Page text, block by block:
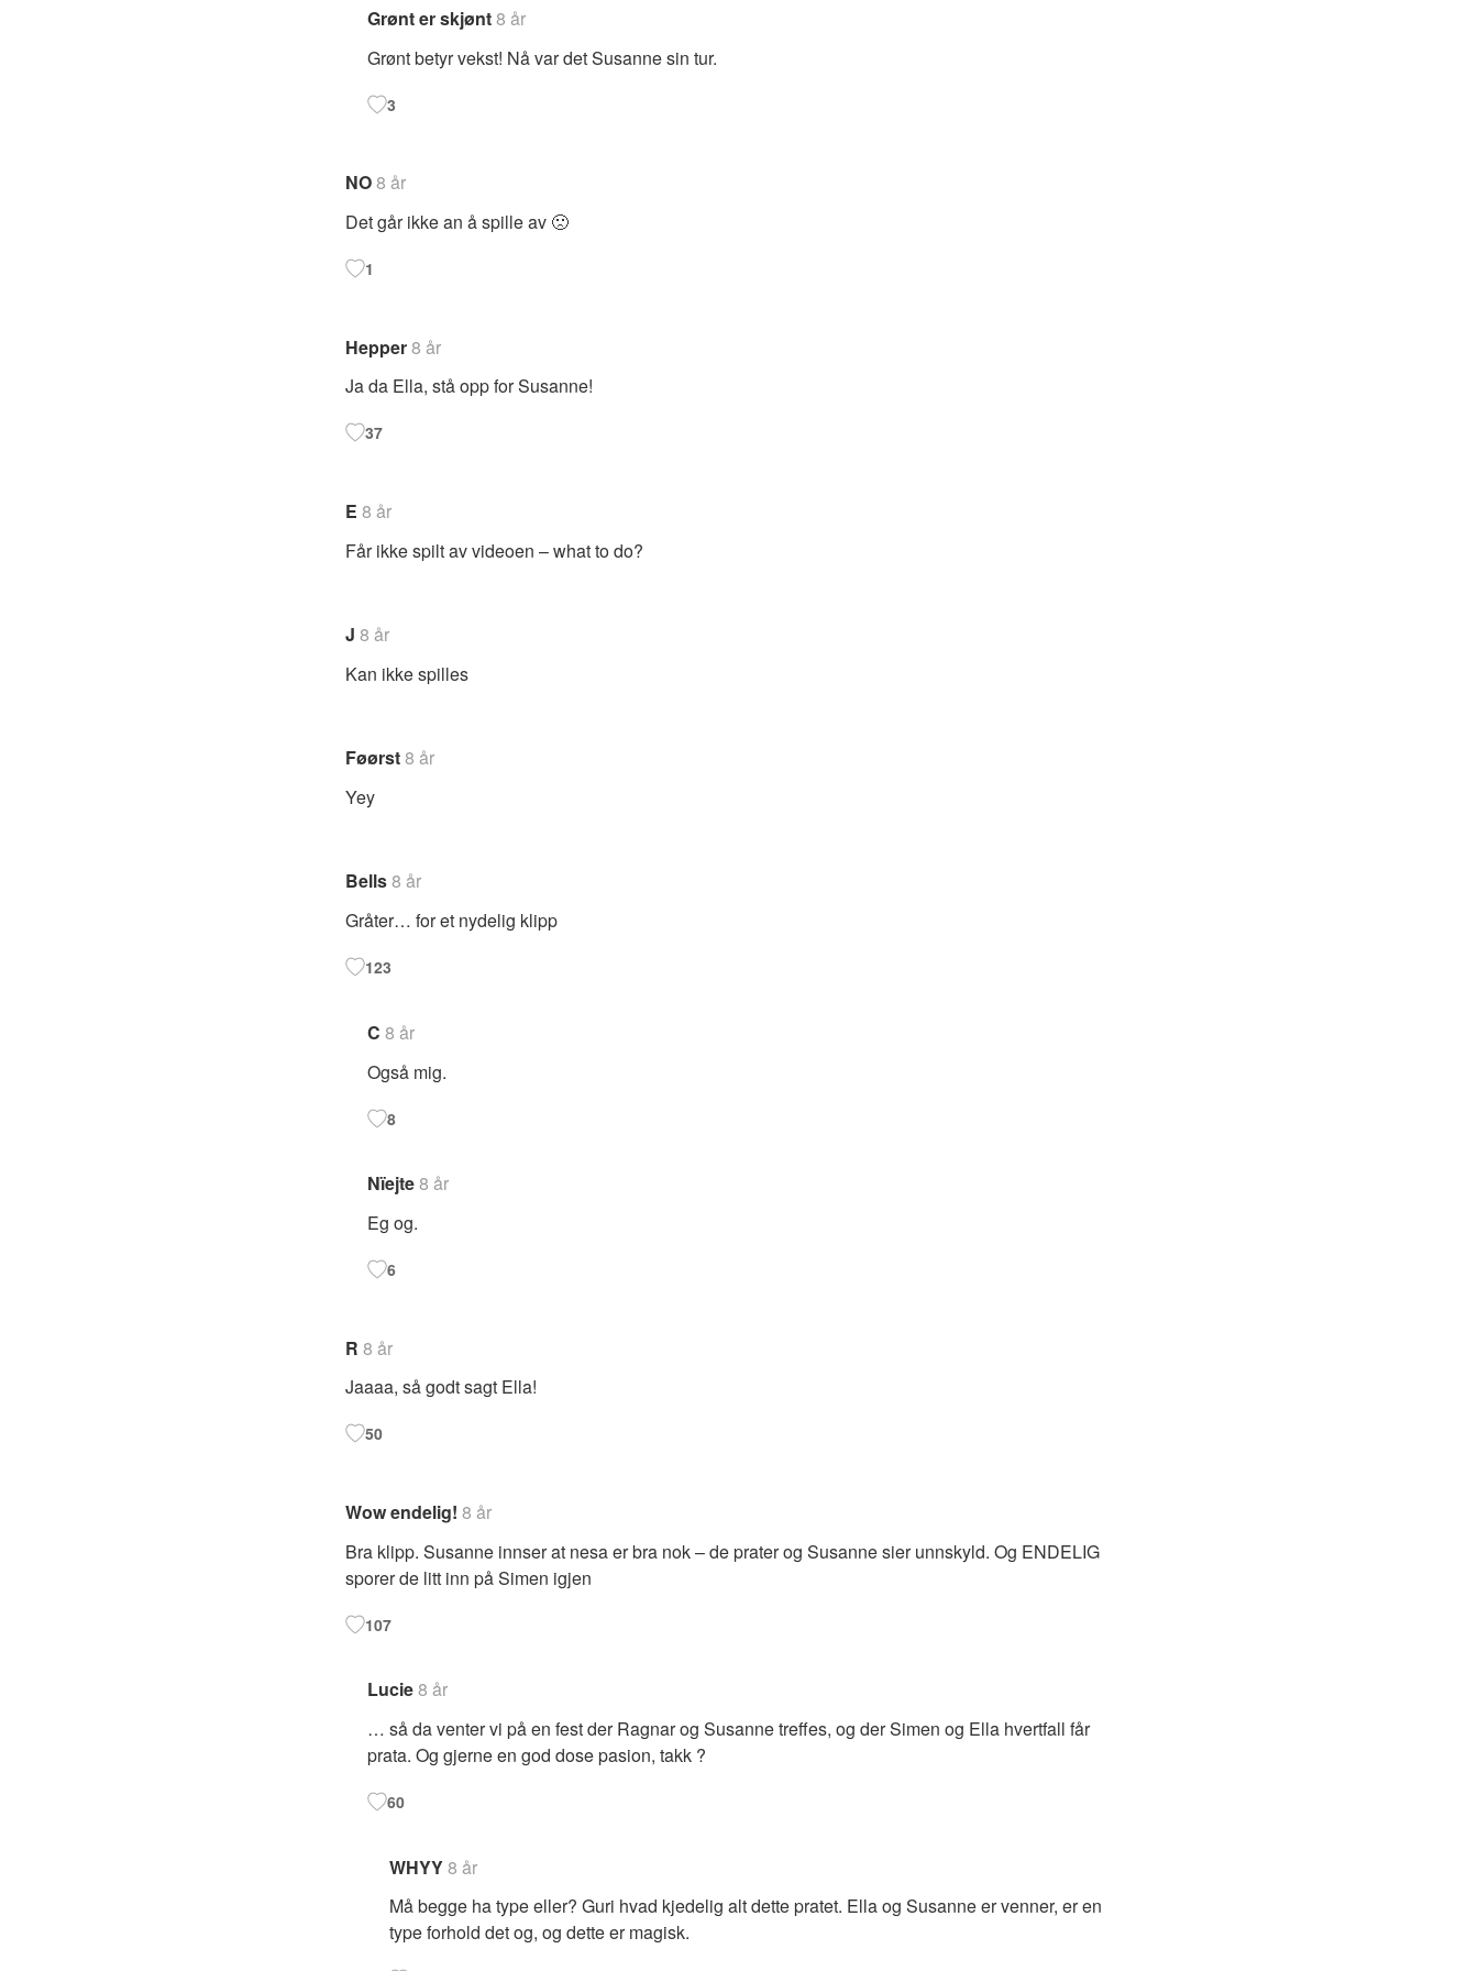
Grønt er skjønt8 år
Grønt betyr vekst! Nå var det Susanne sin tur.
3
NO8 år
Det går ikke an å spille av 🙁
1
Hepper8 år
Ja da Ella, stå opp for Susanne!
37
E 8 år
Får ikke spilt av videoen – what to do?
J 8 år
Kan ikke spilles
Føørst8 år
Yey
Bells8 år
Gråter… for et nydelig klipp
123
C 8 år
Også mig.
8
Nïejte8 år
Eg og.
6
R 8 år
Jaaaa, så godt sagt Ella!
50
Wow endelig! 8 år
Bra klipp. Susanne innser at nesa er bra nok – de prater og Susanne sier unnskyld. Og ENDELIG
sporer de litt inn på Simen igjen
107
Lucie8 år
… så da venter vi på en fest der Ragnar og Susanne treffes, og der Simen og Ella hvertfall får
prata. Og gjerne en god dose pasion, takk ?
60
WHYY8 år
Må begge ha type eller? Guri hvad kjedelig alt dette pratet. Ella og Susanne er venner, er en
type forhold det og, og dette er magisk.